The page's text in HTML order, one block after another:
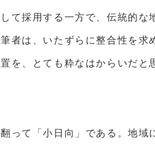
して採用する一方で、伝統的な
筆者は、いたずらに整合性を求
置を、とても粋なはからいだと
翻って「小日向」である。地域